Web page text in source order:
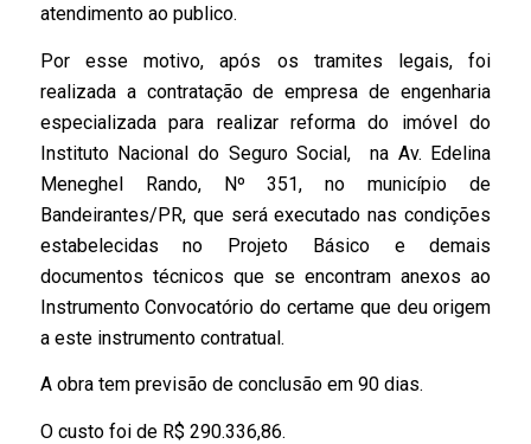
atendimento ao publico.
Por esse motivo, após os tramites legais, foi
realizada a contratação de empresa de engenharia
especializada para realizar reforma do imóvel do
Instituto Nacional do Seguro Social, na Av. Edelina
Meneghel Rando, Nº 351, no município de
Bandeirantes/PR, que será executado nas condições
estabelecidas no Projeto Básico e demais
documentos técnicos que se encontram anexos ao
Instrumento Convocatório do certame que deu origem
a este instrumento contratual.
A obra tem previsão de conclusão em 90 dias.
O custo foi de R$ 290.336,86.